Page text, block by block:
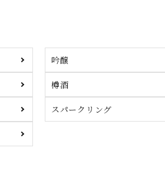
吟醸
樽酒
スパークリング